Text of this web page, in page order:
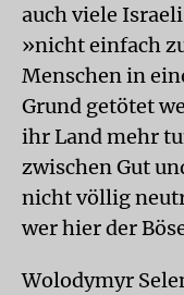
auch viele
»nicht einfach
Menschen in
Grund getötet
ihr Land mehr
zwischen Gut
nicht völlig
wer hier der
Wolodymyr